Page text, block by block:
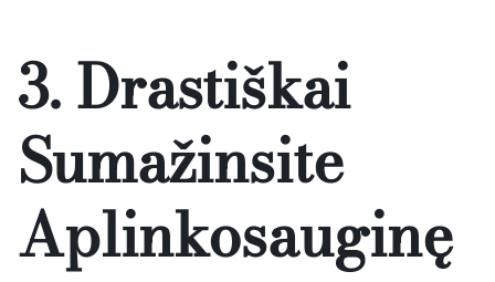
3. Drastiškai
Sumažinsite
Aplinkosauginę